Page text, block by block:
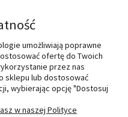
umożliwiają poprawne
ofertę do Twoich
przez nas
sklepu lub dostosować
wybierając opcję "Dostosuj
w naszej Polityce